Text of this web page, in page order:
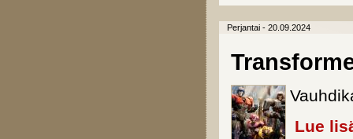
Perjantai - 20.09.2024
Lue